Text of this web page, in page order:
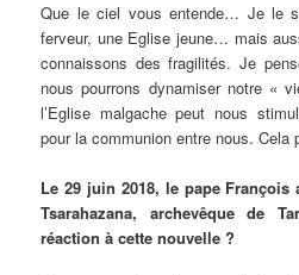
Que le ciel vous entende… Je le
ferveur, une Eglise jeune… mais
connaissons des fragilités. Je
nous pourrons dynamiser notre «
l’Eglise malgache peut nous
pour la communion entre nous. Cela
Le 29 juin 2018, le pape
Tsarahazana, archevêque de
réaction à cette nouvelle ?